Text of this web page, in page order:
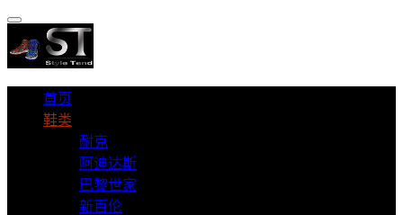
首页
鞋类
耐克
阿迪达斯
巴黎世家
新百伦